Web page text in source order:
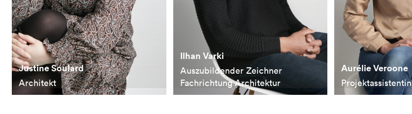
Justine Soulard
Architekt
Ilhan Varki
Auszubildender Zeichner
Fachrichtung Architektur
Aurélie Veroone
Projektassistentin